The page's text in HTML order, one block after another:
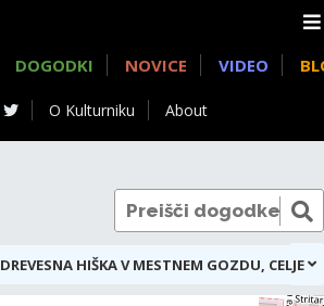
O Kulturniku About
DOGODKI NOVICE VIDEO
DREVESNA HIŠKA V MESTNEM GOZDU, CELJE